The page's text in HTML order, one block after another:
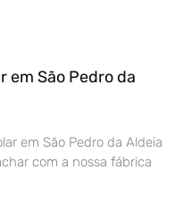
em São Pedro da
em São Pedro da Aldeia
com a nossa fábrica